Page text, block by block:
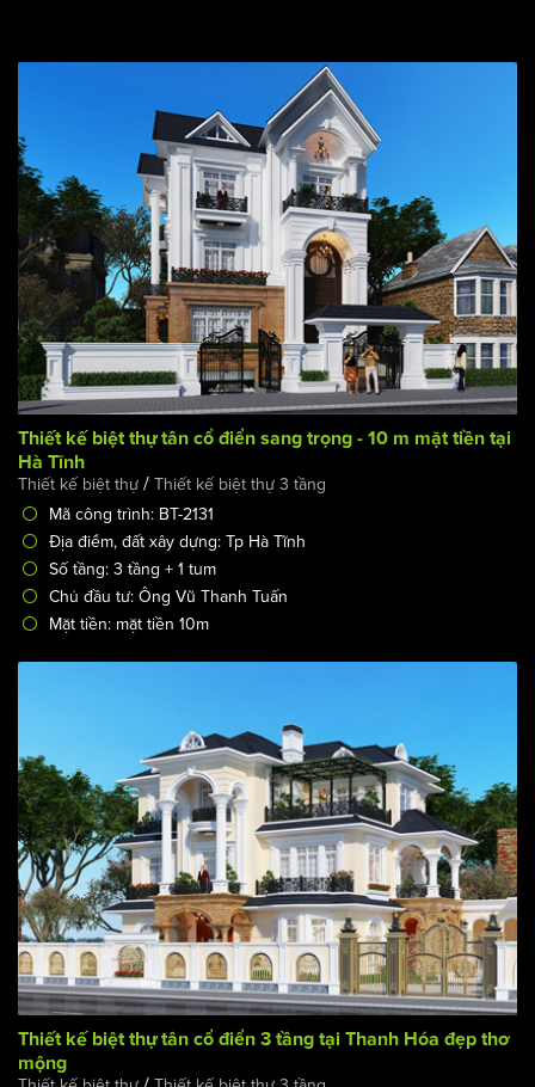
Thiết kế biệt thự tân cổ điển sang trọng - 10 m mặt tiền tại
Hà Tĩnh
Thiết kế biệt thự / Thiết kế biệt thự 3 tầng
Mã công trình: BT-2131
Địa điểm, đất xây dựng: Tp Hà Tĩnh
Số tầng: 3 tầng + 1 tum
Chủ đầu tư: Ông Vũ Thanh Tuấn
Mặt tiền: mặt tiền 10m
Thiết kế biệt thự tân cổ điển 3 tầng tại Thanh Hóa đẹp thơ
mộng